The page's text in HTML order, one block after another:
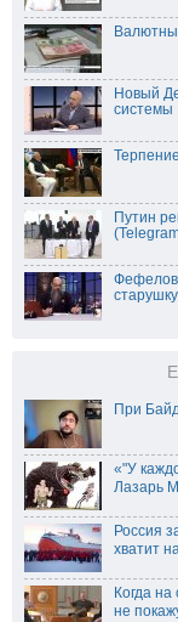
Новый
системы
Путин
Фефелов
При
«"У
Лазарь
Россия
хватит
Когда
не